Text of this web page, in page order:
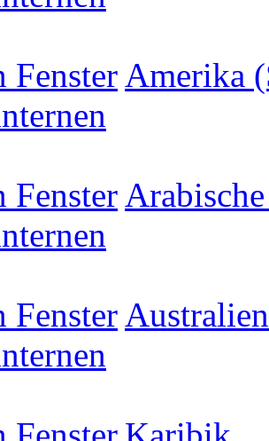
Amerika
Australien